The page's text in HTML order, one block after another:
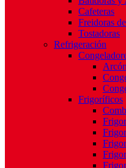
Cafeteras
Freidoras
Tostadoras
Refrigeración
Frigoríficos